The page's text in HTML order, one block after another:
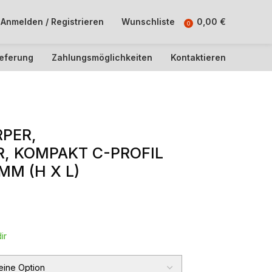
Anmelden / Registrieren Wunschliste 0 0,00 €
Zahlungsmöglichkeiten Kontaktieren
KOMPAKT C-PROFIL
(H X L)